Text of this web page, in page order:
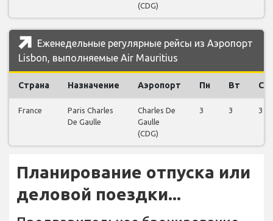
(CDG)
Еженедельные регулярные рейсы из Аэропорт
Lisbon, выполняемые Air Mauritius
Страна Назначение Аэропорт Пн Вт Ср
France
Paris Charles
De Gaulle
Charles De
Gaulle
(CDG)
3 3 3
Планирование отпуска или
деловой поездки...